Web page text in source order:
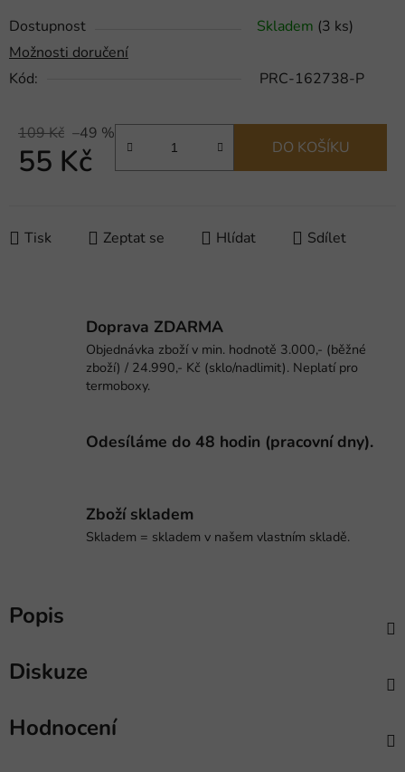
Dostupnost Skladem (3 ks)
Možnosti doručení
Kód:
PRC-162738-P
109 Kč –49 %
55 Kč DO KOŠÍKU
Tisk Zeptat se Hlídat Sdílet
Doprava ZDARMA
Objednávka zboží v min. hodnotě 3.000,- (běžné
zboží) / 24.990,- Kč (sklo/nadlimit). Neplatí pro
termoboxy.
Odesíláme do 48 hodin (pracovní dny).
Zboží skladem
Skladem = skladem v našem vlastním skladě.
Popis
Diskuze
Hodnocení